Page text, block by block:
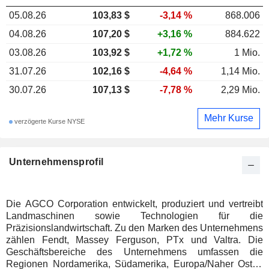
Unternehmensprofil
Die AGCO Corporation entwickelt, produziert und vertreibt
Landmaschinen sowie Technologien für die
Präzisionslandwirtschaft. Zu den Marken des Unternehmens
zählen Fendt, Massey Ferguson, PTx und Valtra. Die
Geschäftsbereiche des Unternehmens umfassen die
Regionen Nordamerika, Südamerika, Europa/Naher Osten
05.08.26
103,83 $ -3,14 %
868.006
04.08.26
107,20 $ +3,16 %
884.622
03.08.26
103,92 $ +1,72 %
1 Mio.
31.07.26
102,16 $ -4,64 %
1,14 Mio.
30.07.26
107,13 $ -7,78 % 2,29 Mio.
verzögerte Kurse NYSE Mehr Kurse